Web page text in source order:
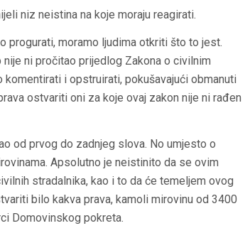
niz neistina na koje moraju reagirati.
progurati, moramo ljudima otkriti što to jest.
nije ni pročitao prijedlog Zakona o civilnim
i opstruirati, pokušavajući obmanuti
ostvariti oni za koje ovaj zakon nije ni rađen
od prvog do zadnjeg slova. No umjesto o
Apsolutno je neistinito da se ovim
stradalnika, kao i to da će temeljem ovog
bilo kakva prava, kamoli mirovinu od 3400
Domovinskog pokreta.